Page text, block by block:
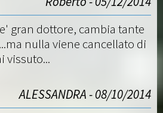
gran dottore, cambia tante
nulla viene cancellato di
vissuto...
ALESSANDRA - 08/10/2014